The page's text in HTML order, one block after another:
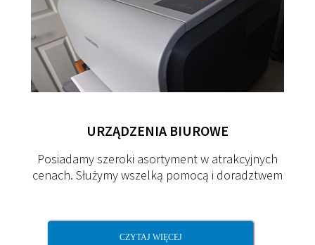
URZĄDZENIA BIUROWE
Posiadamy szeroki asortyment w atrakcyjnych
cenach. Służymy wszelką pomocą i doradztwem
CZYTAJ WIĘCEJ